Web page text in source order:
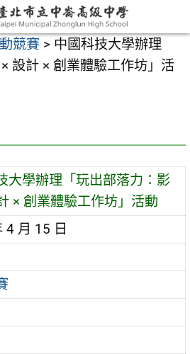
競賽 > 中國科技大學辦理
× 設計 × 創業體驗工作坊」活
大學辦理「玩出部落力：影
× 創業體驗工作坊」活動
4 月 15 日